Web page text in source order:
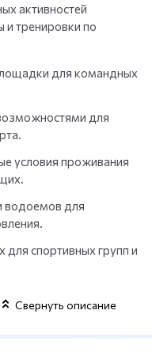
активностей
и тренировки по
для командных
для
условия проживания
водоемов для
для спортивных групп и
Свернуть описание